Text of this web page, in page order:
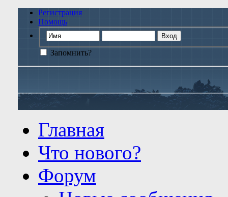
Регистрация
Помощь
Запомнить?
Главная
Что нового?
Форум